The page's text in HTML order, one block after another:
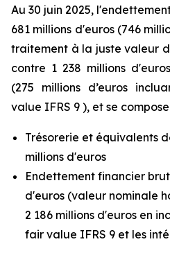
Au 30 juin 2025,
681 millions d'euros (746
traitement à la juste valeur
contre 1 238 millions
(275 millions d’euros
value IFRS 9 ), et se
Trésorerie et équivalents
millions d'euros
Endettement financier
d'euros (valeur nominale
2 186 millions d'euros en
fair value IFRS 9 et les